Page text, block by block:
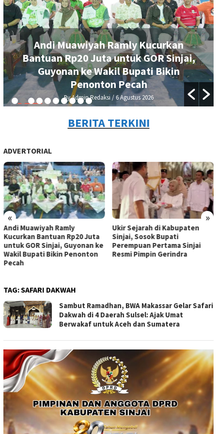
Andi Muawiyah Ramly Kucurkan
Bantuan Rp20 Juta untuk GOR Sinjai,
Guyonan ke Wakil Bupati Bikin
Penonton Pecah
By Admin Redaksi / 6 Agustus 2026
BERITA TERKINI
ADVERTORIAL
« »
Andi Muawiyah Ramly
Kucurkan Bantuan Rp20 Juta
untuk GOR Sinjai, Guyonan ke
Wakil Bupati Bikin Penonton
Pecah
Ukir Sejarah di Kabupaten
Sinjai, Sosok Bupati
Perempuan Pertama Sinjai
Resmi Pimpin Gerindra
TAG:SAFARI DAKWAH
Sambut Ramadhan, BWA Makassar Gelar Safari
Dakwah di 4 Daerah Sulsel: Ajak Umat
Berwakaf untuk Aceh dan Sumatera